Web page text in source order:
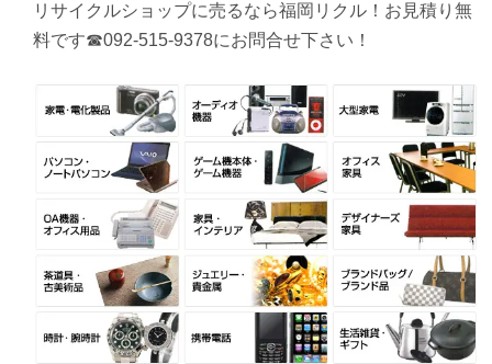
リサイクルショップに売るなら福岡リクル！お見積り無
料です☎092-515-9378にお問合せ下さい！